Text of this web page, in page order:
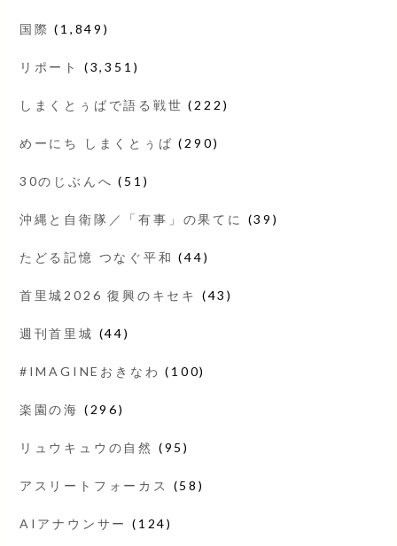
国際 (1,849)
リポート (3,351)
しまくとぅばで語る戦世 (222)
めーにち しまくとぅば (290)
30のじぶんへ (51)
沖縄と自衛隊／「有事」の果てに (39)
たどる記憶 つなぐ平和 (44)
首里城2026 復興のキセキ (43)
週刊首里城 (44)
#IMAGINEおきなわ (100)
楽園の海 (296)
リュウキュウの自然 (95)
アスリートフォーカス (58)
AIアナウンサー (124)